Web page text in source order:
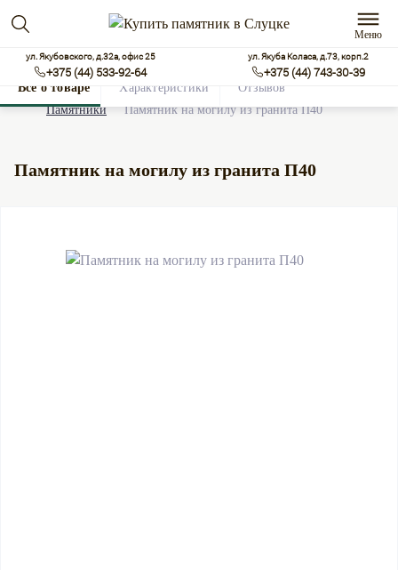
Меню
ул. Якубовского, д.32а, офис 25
+375 (44) 533-92-64
ул. Якуба Коласа, д.73, корп.2
+375 (44) 743-30-39
Памятники Памятник на могилу из гранита П40
Памятник на могилу из гранита П40
Все о товаре Характеристики Отзывов